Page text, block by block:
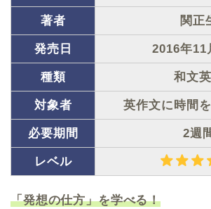
著者 関正
発売日 2016年11
種類 和文
対象者 英作文に時間
必要期間 2週
レベル
「発想の仕方」を学べる！